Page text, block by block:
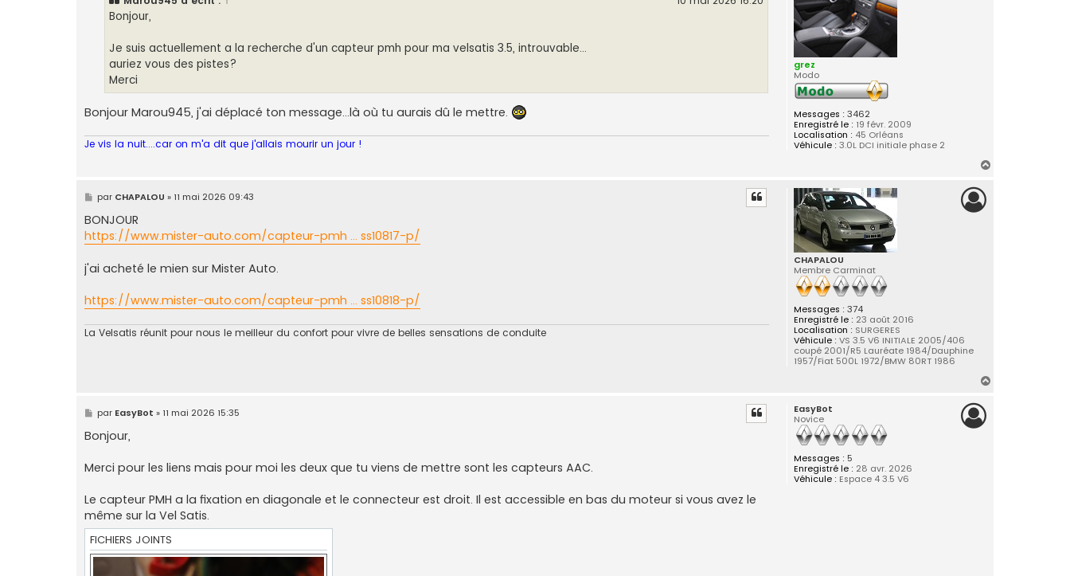
grez
Modo
Messages : 3462
Enregistré le : 19 févr. 2009
Localisation : 45 Orléans
Véhicule : 3.0L DCI initiale phase 2
Bonjour,
Je suis actuellement a la recherche d'un capteur pmh pour ma velsatis 3.5, introuvable...
auriez vous des pistes?
Merci
Bonjour Marou945, j'ai déplacé ton message...là où tu aurais dû le mettre.
Je vis la nuit....car on m'a dit que j'allais mourir un jour !
CHAPALOU
Membre Carminat
Messages : 374
Enregistré le : 23 août 2016
Localisation : SURGERES
Véhicule : VS 3.5 V6 INITIALE 2005/406
coupé 2001/R5 Lauréate 1984/Dauphine
1957/Fiat 500L 1972/BMW 80RT 1986
M
e
s
s
a
g
par CHAPALOU » 11 mai 2026 09:43
BONJOUR
https://www.mister-auto.com/capteur-pmh ... ss10817-p/
j'ai acheté le mien sur Mister Auto.
https://www.mister-auto.com/capteur-pmh ... ss10818-p/
La Velsatis réunit pour nous le meilleur du confort pour vivre de belles sensations de conduite
EasyBot
Novice
Messages : 5
Enregistré le : 28 avr. 2026
Véhicule : Espace 4 3.5 V6
M
e
s
s
g
e
par EasyBot » 11 mai 2026 15:35
Bonjour,
Merci pour les liens mais pour moi les deux que tu viens de mettre sont les capteurs AAC.
Le capteur PMH a la fixation en diagonale et le connecteur est droit. Il est accessible en bas du moteur si vous avez le
même sur la Vel Satis.
FICHIERS JOINTS